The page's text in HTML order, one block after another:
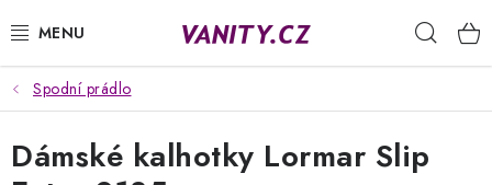
na
KABELKY
SPODNÍ PRÁDLO
Spodní prádlo
Dámské kalhotky Lormar Slip